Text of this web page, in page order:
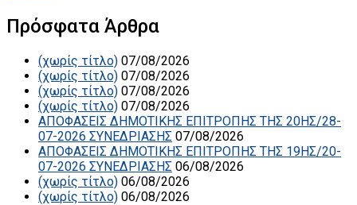
Πρόσφατα Άρθρα
(χωρίς τίτλο) 07/08/2026
(χωρίς τίτλο) 07/08/2026
(χωρίς τίτλο) 07/08/2026
(χωρίς τίτλο) 07/08/2026
ΑΠΟΦΑΣΕΙΣ ΔΗΜΟΤΙΚΗΣ ΕΠΙΤΡΟΠΗΣ ΤΗΣ 20ΗΣ/28-
07-2026 ΣΥΝΕΔΡΙΑΣΗΣ 07/08/2026
ΑΠΟΦΑΣΕΙΣ ΔΗΜΟΤΙΚΗΣ ΕΠΙΤΡΟΠΗΣ ΤΗΣ 19ΗΣ/20-
07-2026 ΣΥΝΕΔΡΙΑΣΗΣ 06/08/2026
(χωρίς τίτλο) 06/08/2026
(χωρίς τίτλο) 06/08/2026